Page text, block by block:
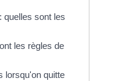
quelles sont les
les règles de
lorsqu'on quitte